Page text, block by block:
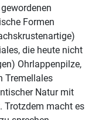
Formen
die heute nicht
Ohrlappenpilze,
Tremellales
Natur mit
Trotzdem macht es